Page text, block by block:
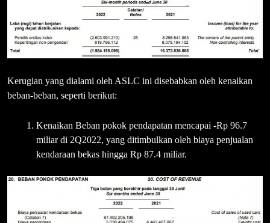
Kerugian yang dialami oleh ASLC ini disebabkan oleh kenaikan
beban-beban, seperti berikut:
Kenaikan Beban pokok pendapatan mencapai -Rp 96.7
miliar di 2Q2022, yang ditimbulkan oleh biaya penjualan
kendaraan bekas hingga Rp 87.4 miliar.